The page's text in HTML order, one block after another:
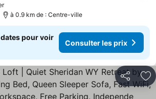
à 0.9 km de : Centre-ville
pour voir
Consulter les prix
Partager